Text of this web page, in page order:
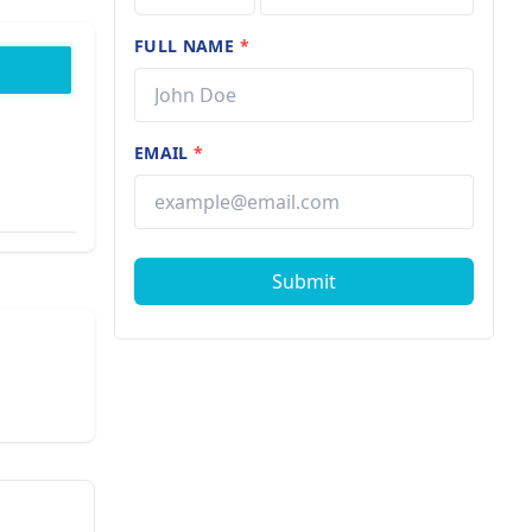
FULL NAME *
EMAIL*
Submit